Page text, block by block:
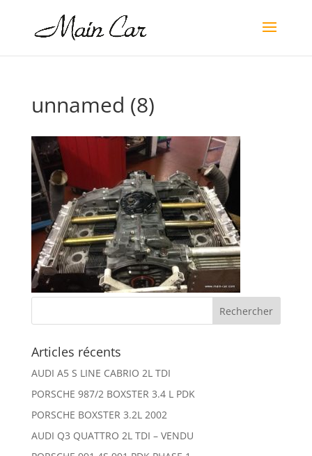
unnamed (8)
Articles récents
AUDI A5 S LINE CABRIO 2L TDI
PORSCHE 987/2 BOXSTER 3.4 L PDK
PORSCHE BOXSTER 3.2L 2002
AUDI Q3 QUATTRO 2L TDI – VENDU